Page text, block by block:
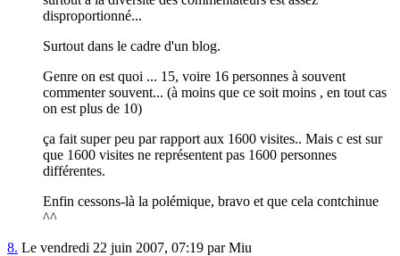
disproportionné...
Surtout dans le cadre d'un blog.
Genre on est quoi ... 15, voire 16 personnes à souvent
commenter souvent... (à moins que ce soit moins , en tout cas
on est plus de 10)
ça fait super peu par rapport aux 1600 visites.. Mais c est sur
que 1600 visites ne représentent pas 1600 personnes
différentes.
Enfin cessons-là la polémique, bravo et que cela contchinue
^^
8. Le vendredi 22 juin 2007, 07:19 par Miu